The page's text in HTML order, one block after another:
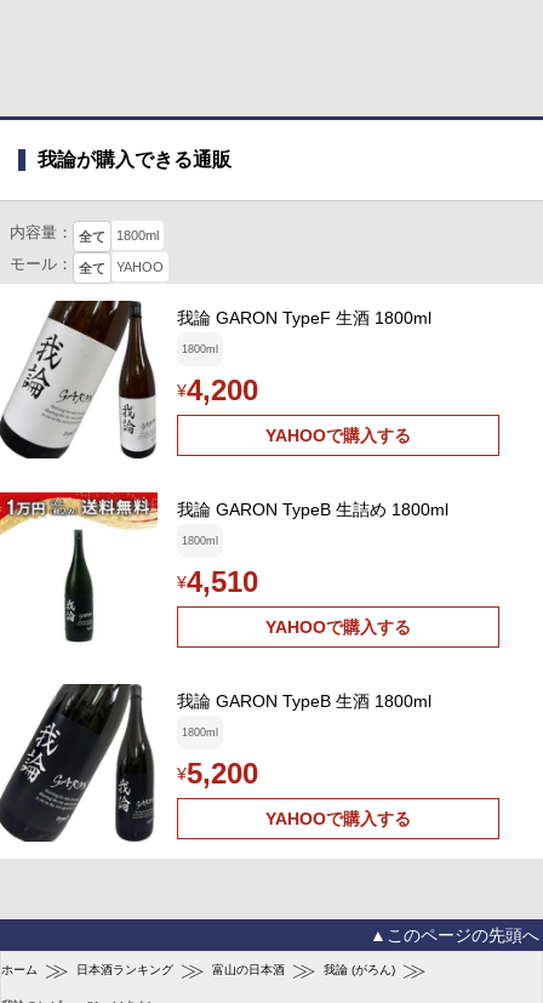
我論が購入できる通販
内容量： 全て 1800ml
モール： 全て YAHOO
我論 GARON TypeF 生酒 1800ml
1800ml
¥4,200
YAHOOで購入する
我論 GARON TypeB 生詰め 1800ml
1800ml
¥4,510
YAHOOで購入する
我論 GARON TypeB 生酒 1800ml
1800ml
¥5,200
YAHOOで購入する
▲このページの先頭へ
ホーム ≫ 日本酒ランキング ≫ 富山の日本酒 ≫ 我論 (がろん) ≫